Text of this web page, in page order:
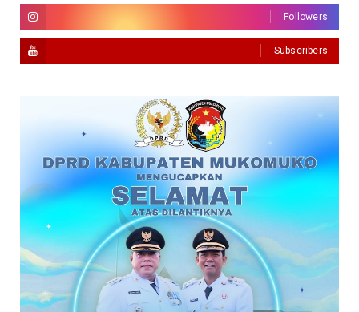
Followers
Subscribers